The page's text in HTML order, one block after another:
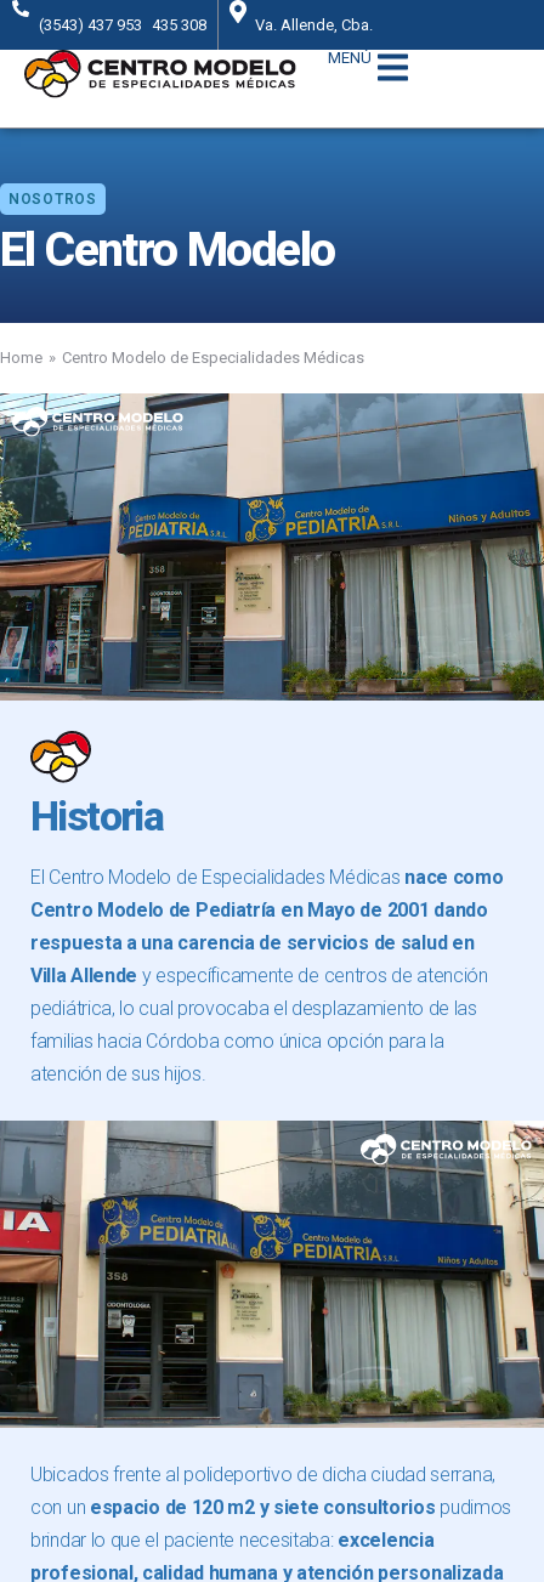
(3543) 437 953 435 308
Va. Allende, Cba.
MENÚ
NOSOTROS
El Centro Modelo
You are here:
Home Centro Modelo de Especialidades Médicas
Historia
El Centro Modelo de Especialidades Médicas nace como
Centro Modelo de Pediatría en Mayo de 2001 dando
respuesta a una carencia de servicios de salud en
Villa Allende y específicamente de centros de atención
pediátrica, lo cual provocaba el desplazamiento de las
familias hacia Córdoba como única opción para la
atención de sus hijos.
Ubicados frente al polideportivo de dicha ciudad serrana,
con un espacio de 120 m2 y siete consultorios pudimos
brindar lo que el paciente necesitaba: excelencia
profesional, calidad humana y atención personalizada